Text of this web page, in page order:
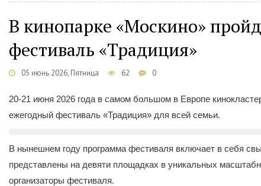
В кинопарке «Москино»
фестиваль «Традиция»
05 июнь 2026, Пятница 62 0
20-21 июня 2026 года в самом большом в Европе
ежегодный фестиваль «Традиция» для всей семьи.
В нынешнем году программа фестиваля включает в себя
представлены на девяти площадках в уникальных
организаторы фестиваля.